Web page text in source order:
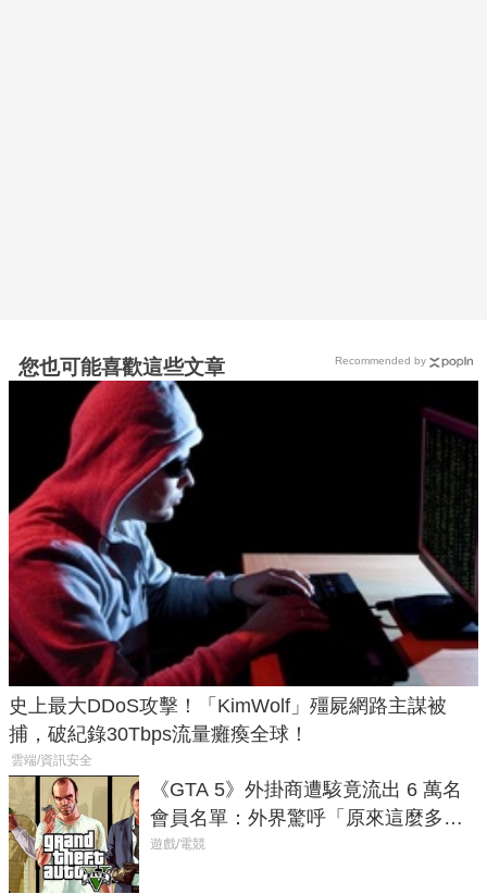
您也可能喜歡這些文章
史上最大DDoS攻擊！「KimWolf」殭屍網路主謀被
捕，破紀錄30Tbps流量癱瘓全球！
雲端/資訊安全
《GTA 5》外掛商遭駭竟流出 6 萬名
會員名單：外界驚呼「原來這麼多人
在開掛！」
遊戲/電競
Recommended by